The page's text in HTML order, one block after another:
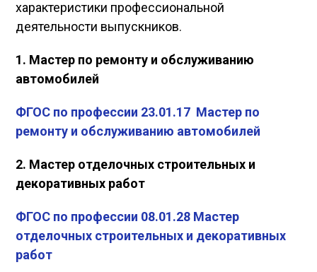
характеристики профессиональной
деятельности выпускников.
1. Мастер по ремонту и обслуживанию
автомобилей
ФГОС по профессии 23.01.17 Мастер по
ремонту и обслуживанию автомобилей
2. Мастер отделочных строительных и
декоративных работ
ФГОС по профессии 08.01.28 Мастер
отделочных строительных и декоративных
работ